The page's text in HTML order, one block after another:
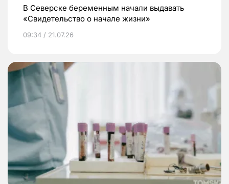
В Северске беременным начали выдавать
«Свидетельство о начале жизни»
09:34 / 21.07.26